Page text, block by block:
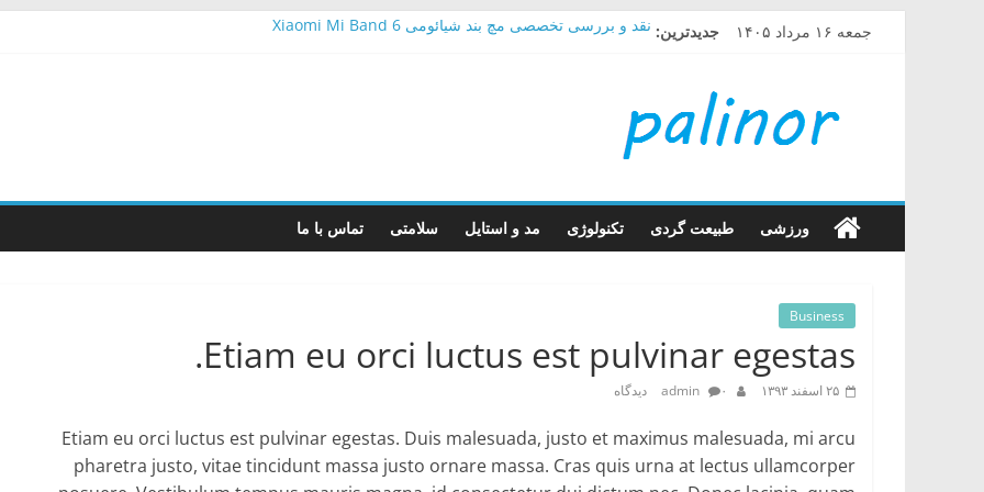
جمعه ۱۶ مرداد ۱۴۰۵ جدیدترین: نقد و بررسی تخصصی مچ بند شیائومی Xiaomi Mi Band 6
چگونه در گوشی های سامسونگ سقف مصرف اینترنت را تعیین کنیم؟
راهنمای
خرید
کالا
با
پالینور
بهت
بگم
ورزشی طبیعت گردی تکنولوژی مد و استایل سلامتی تماس با ما
Business
Etiam eu orci luctus est pulvinar egestas.
۲۵ اسفند ۱۳۹۳ admin ۰ دیدگاه
Etiam eu orci luctus est pulvinar egestas. Duis malesuada, justo et maximus malesuada, mi arcu
pharetra justo, vitae tincidunt massa justo ornare massa. Cras quis urna at lectus ullamcorper